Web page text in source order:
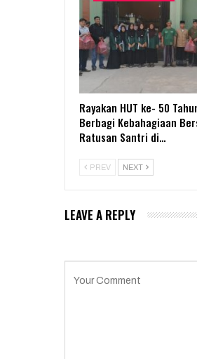
Rayakan HUT ke- 50
Berbagi Kebahagiaan
Ratusan Santri di…
PREV NEXT
LEAVE A REPLY